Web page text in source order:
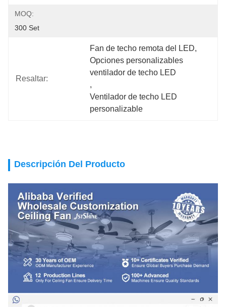
MOQ:
300 Set
Resaltar:
Fan de techo remota del LED,
Opciones personalizables
ventilador de techo LED
,
Ventilador de techo LED
personalizable
Descripción Del Producto